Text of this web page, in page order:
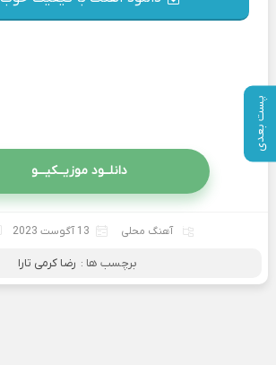
پست بعدی
دانلــود موزیــکیـــو
آهنگ محلی 13 آگوست 2023
برچسب ها : رضا کرمی تارا